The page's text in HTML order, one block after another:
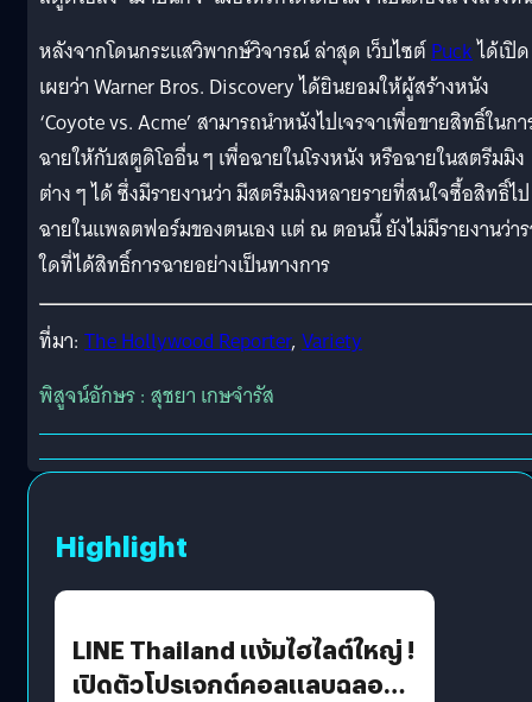
หลังจากโดนกระแสวิพากษ์วิจารณ์ ล่าสุด เว็บไซต์Puckได้เปิด
เผยว่า Warner Bros. Discovery ได้ยินยอมให้ผู้สร้างหนัง
‘Coyote vs. Acme’ สามารถนำหนังไปเจรจาเพื่อขายสิทธิ์ในก
ฉายให้กับสตูดิโออื่น ๆ เพื่อฉายในโรงหนัง หรือฉายในสตรีมมิง
ต่าง ๆ ได้ ซึ่งมีรายงานว่า มีสตรีมมิงหลายรายที่สนใจซื้อสิทธิ์ไป
ฉายในแพลตฟอร์มของตนเอง แต่ ณ ตอนนี้ ยังไม่มีรายงานว่า
ใดที่ได้สิทธิ์การฉายอย่างเป็นทางการ
ที่มา: The Hollywood Reporter, Variety
พิสูจน์อักษร : สุชยา เกษจำรัส
Highlight
LINE Thailand แง้มไฮไลต์ใหญ่ !
เปิดตัวโปรเจกต์คอลแลบฉลอง